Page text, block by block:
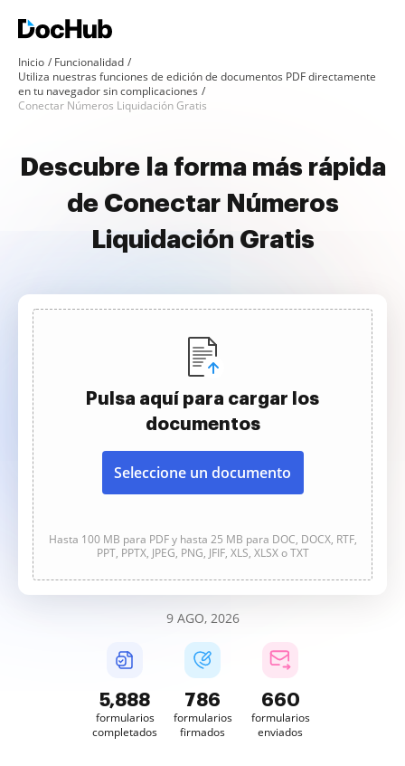
Inicio
Funcionalidad
Utiliza nuestras funciones de edición de documentos PDF directamente
en tu navegador sin complicaciones
Conectar Números Liquidación Gratis
Descubre la forma más rápida
de Conectar Números
Liquidación Gratis
Pulsa aquí para cargar los
documentos
Seleccione un documento
Hasta 100 MB para PDF y hasta 25 MB para DOC, DOCX, RTF,
PPT, PPTX, JPEG, PNG, JFIF, XLS, XLSX o TXT
9 AGO, 2026
5,889
formularios
completados
786
formularios
firmados
660
formularios
enviados